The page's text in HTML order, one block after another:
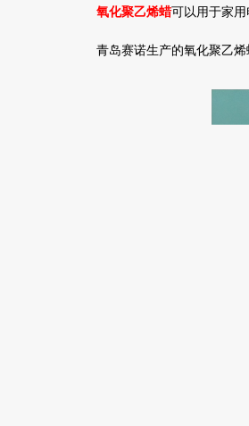
氧化聚乙烯蜡可以用于家用
青岛赛诺生产的氧化聚乙烯